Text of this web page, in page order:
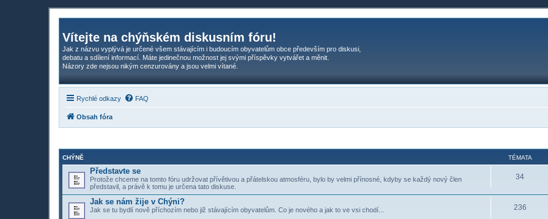
Vítejte na chýňském diskusním fóru!
Jak z názvu vyplývá je určené všem stávajícím i budoucím obyvatelům obce především pro diskusi,
debatu a sdílení informací. Máte jedinečnou možnost jej svými příspěvky vytvářet a měnit.
Názory zde nejsou nikým cenzurovány a jsou velmi vítané.
Rychlé odkazy FAQ
Obsah fóra
CHÝNĚ TÉMATA
Představte se
Protože chceme na tomto fóru udržovat přívětivou a přátelskou atmosféru, bylo by velmi přínosné, kdyby se každý nový člen
představil, a právě k tomu je určena tato diskuse.
34
Jak se nám žije v Chýni?
Jak se tu bydlí nově příchozím nebo již stávajícím obyvatelům. Co je nového a jak to ve vsi chodí... 236